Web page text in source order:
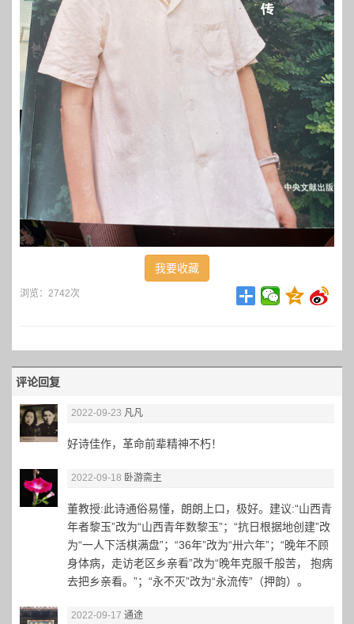
我要收藏
浏览：2742次
评论回复
2022-09-23 凡凡
好诗佳作，革命前辈精神不朽！
2022-09-18 卧游斋主
董教授:此诗通俗易懂，朗朗上口，极好。建议:“山西青
年者黎玉”改为“山西青年数黎玉”；“抗日根据地创建”改
为“一人下活棋满盘”；“36年”改为“卅六年”；“晚年不顾
身体病，走访老区乡亲看”改为“晚年克服千般苦， 抱病
去把乡亲看。”；“永不灭”改为“永流传”（押韵）。
2022-09-17 通途